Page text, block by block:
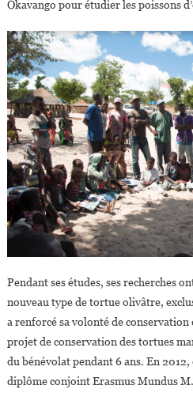
Okavango pour étudier les poissons
Pendant ses études, ses recherches
nouveau type de tortue olivâtre,
a renforcé sa volonté de
projet de conservation des tortues
du bénévolat pendant 6 ans. En
diplôme conjoint Erasmus Mundus